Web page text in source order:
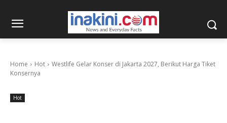
Home Hot
Westlife Gelar Konser di Jakarta 2027, Berikut Harga Tiket
Konsernya
Hot